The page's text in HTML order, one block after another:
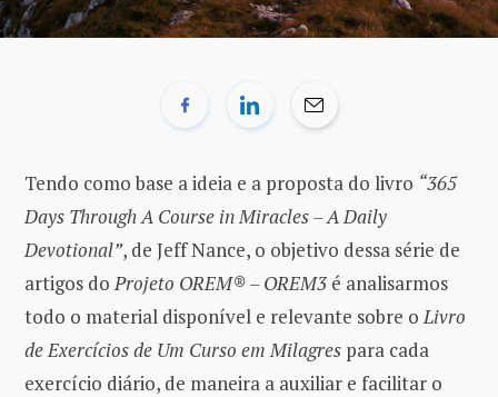
Tendo como base a ideia e a proposta do livro “365
Days Through A Course in Miracles – A Daily
Devotional”, de Jeff Nance, o objetivo dessa série de
artigos doProjeto OREM® – OREM3 é analisarmos
todo o material disponível e relevante sobre oLivro
de Exercícios de Um Curso em Milagres para cada
exercício diário, de maneira a auxiliar e facilitar o